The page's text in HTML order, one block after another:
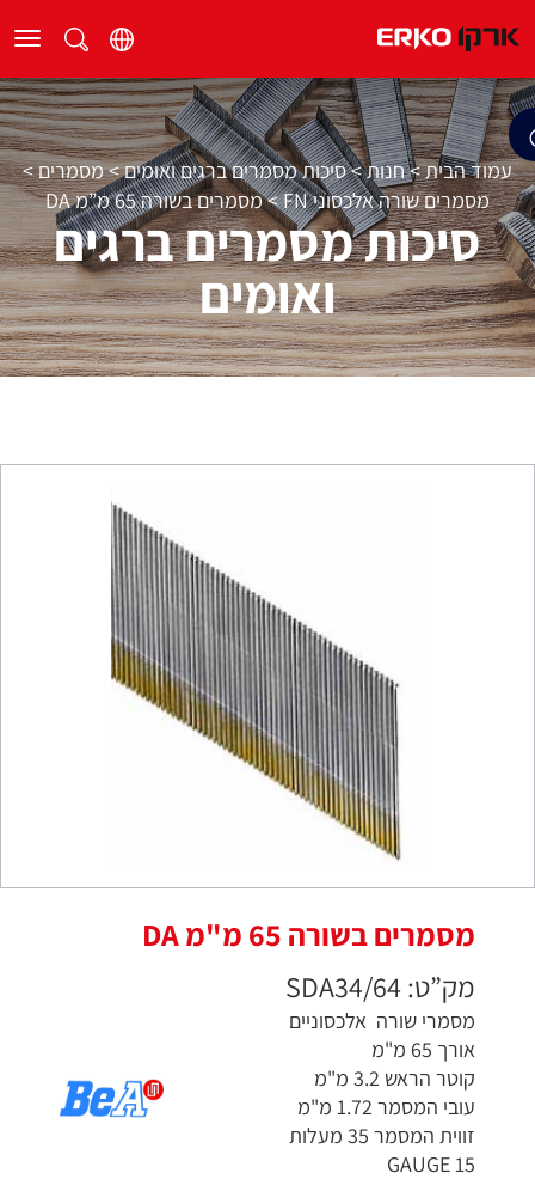
עמוד הבית>חנות>סיכות מסמרים ברגים ואומים>מסמרים>
מסמרים שורה אלכסוני FN
>מסמרים בשורה 65 מ”מ DA
סיכות מסמרים ברגים
ואומים
מסמרים בשורה 65 מ"מ DA
מק”ט: SDA34/64
מסמרי שורה אלכסוניים
אורך 65 מ"מ
קוטר הראש 3.2 מ"מ
עובי המסמר 1.72 מ"מ
זווית המסמר 35 מעלות
15 GAUGE